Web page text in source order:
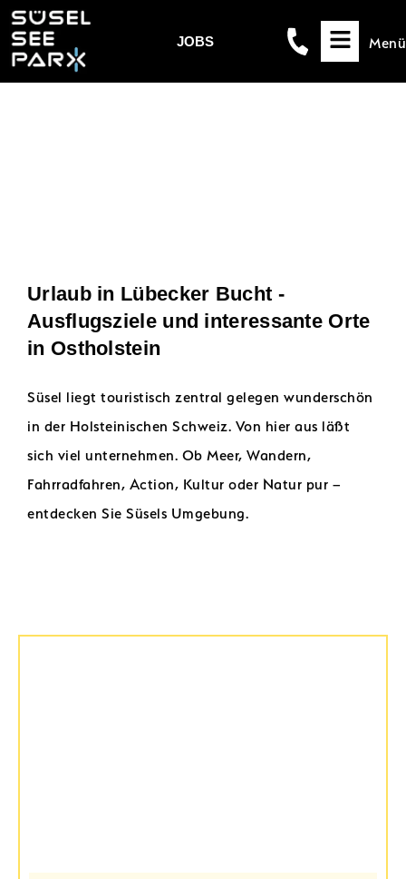
JOBS Menü
Urlaub in Lübecker Bucht -
Ausflugsziele und interessante Orte
in Ostholstein
Süsel liegt touristisch zentral gelegen wunderschön
in der Holsteinischen Schweiz. Von hier aus läßt
sich viel unternehmen. Ob Meer, Wandern,
Fahrradfahren, Action, Kultur oder Natur pur –
entdecken Sie Süsels Umgebung.